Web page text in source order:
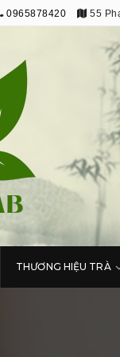
0965878420 55
THƯƠNG HIỆU TRÀ